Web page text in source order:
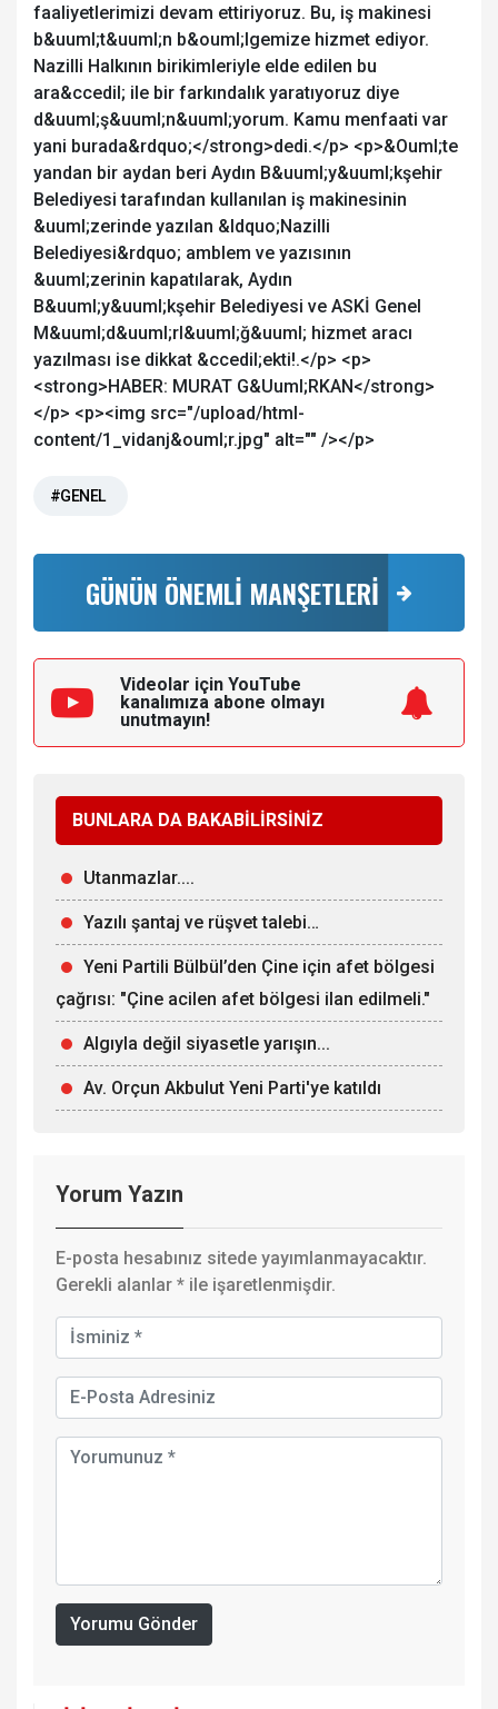
faaliyetlerimizi devam ettiriyoruz. Bu, iş makinesi
b&uuml;t&uuml;n b&ouml;lgemize hizmet ediyor.
Nazilli Halkının birikimleriyle elde edilen bu
ara&ccedil; ile bir farkındalık yaratıyoruz diye
d&uuml;ş&uuml;n&uuml;yorum. Kamu menfaati var
yani burada&rdquo;</strong>dedi.</p> <p>&Ouml;te
yandan bir aydan beri Aydın B&uuml;y&uuml;kşehir
Belediyesi tarafından kullanılan iş makinesinin
&uuml;zerinde yazılan &ldquo;Nazilli
Belediyesi&rdquo; amblem ve yazısının
&uuml;zerinin kapatılarak, Aydın
B&uuml;y&uuml;kşehir Belediyesi ve ASKİ Genel
M&uuml;d&uuml;rl&uuml;ğ&uuml; hizmet aracı
yazılması ise dikkat &ccedil;ekti!.</p> <p>
<strong>HABER: MURAT G&Uuml;RKAN</strong>
</p> <p><img src="/upload/html-
content/1_vidanj&ouml;r.jpg" alt="" /></p>
#GENEL
GÜNÜN ÖNEMLİ MANŞETLERİ
Videolar için YouTube
kanalımıza abone olmayı
unutmayın!
BUNLARA DA BAKABİLİRSİNİZ
Utanmazlar....
Yazılı şantaj ve rüşvet talebi…
Yeni Partili Bülbül’den Çine için afet bölgesi
çağrısı: "Çine acilen afet bölgesi ilan edilmeli."
Algıyla değil siyasetle yarışın...
Av. Orçun Akbulut Yeni Parti'ye katıldı
Yorum Yazın
E-posta hesabınız sitede yayımlanmayacaktır.
Gerekli alanlar * ile işaretlenmişdir.
Yorumu Gönder